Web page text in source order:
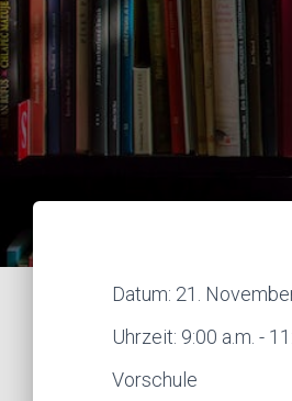
Datum: 21.
Uhrzeit: 9:00 a.m. -
Vorschule